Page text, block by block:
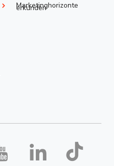
Marketinghorizonte
erkunden